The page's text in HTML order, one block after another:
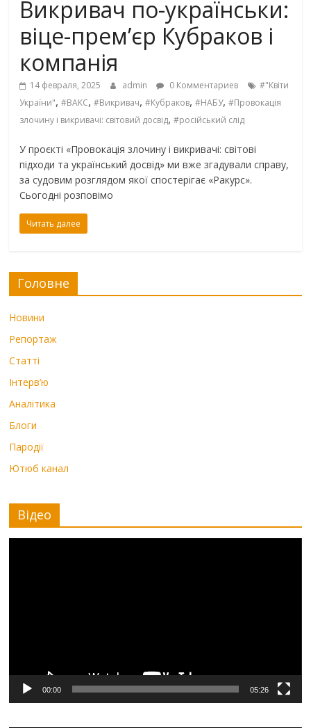
Викривач по-українськи:
віце-прем’єр Кубраков і
компанія
14 февраля, 2025 admin 0 Комментариев
#"Квіти
України",#ВАКС,#Викривач,#Кубраков,#НАБУ,#Провокація
злочину і викривачі: світовий досвід,#російський слід
У проєкті «Провокація злочину і викривачі: світові
підходи та український досвід» ми вже згадували справу,
за судовим розглядом якої спостерігає «Ракурс».
Сьогодні розповімо
Читать далее
Головне
Новини
Репортаж
Статті
Інтерв’ю
Аналітика
Блоги
Пародії
Ютюб канал
Відео
00:00 05:26